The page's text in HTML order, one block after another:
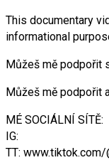
This documentary
informational
Můžeš mě podpořit
Můžeš mě podpořit
MÉ SOCIÁLNÍ SÍTĚ:
IG:
TT: